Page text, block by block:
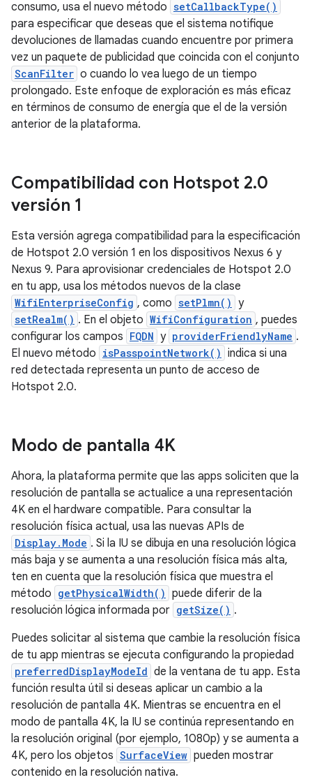
consumo, usa el nuevo método setCallbackType()
para especificar que deseas que el sistema notifique
devoluciones de llamadas cuando encuentre por primera
vez un paquete de publicidad que coincida con el conjunto
ScanFilter o cuando lo vea luego de un tiempo
prolongado. Este enfoque de exploración es más eficaz
en términos de consumo de energía que el de la versión
anterior de la plataforma.
Compatibilidad con Hotspot 2.0
versión 1
Esta versión agrega compatibilidad para la especificación
de Hotspot 2.0 versión 1 en los dispositivos Nexus 6 y
Nexus 9. Para aprovisionar credenciales de Hotspot 2.0
en tu app, usa los métodos nuevos de la clase
WifiEnterpriseConfig , como setPlmn() y
setRealm() . En el objeto WifiConfiguration , puedes
configurar los campos FQDN y providerFriendlyName .
El nuevo método isPasspointNetwork() indica si una
red detectada representa un punto de acceso de
Hotspot 2.0.
Modo de pantalla 4K
Ahora, la plataforma permite que las apps soliciten que la
resolución de pantalla se actualice a una representación
4K en el hardware compatible. Para consultar la
resolución física actual, usa las nuevas APIs de
Display.Mode . Si la IU se dibuja en una resolución lógica
más baja y se aumenta a una resolución física más alta,
ten en cuenta que la resolución física que muestra el
método getPhysicalWidth() puede diferir de la
resolución lógica informada por getSize() .
Puedes solicitar al sistema que cambie la resolución física
de tu app mientras se ejecuta configurando la propiedad
preferredDisplayModeId de la ventana de tu app. Esta
función resulta útil si deseas aplicar un cambio a la
resolución de pantalla 4K. Mientras se encuentra en el
modo de pantalla 4K, la IU se continúa representando en
la resolución original (por ejemplo, 1080p) y se aumenta a
4K, pero los objetos SurfaceView pueden mostrar
contenido en la resolución nativa.